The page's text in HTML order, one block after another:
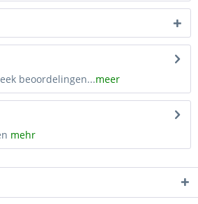
beoordelingen...meer
mehr